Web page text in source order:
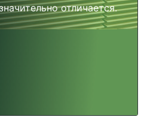
отличается.